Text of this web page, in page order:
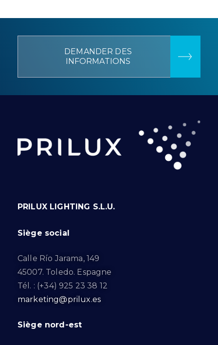
DEMANDER DES
INFORMATIONS
PRILUX LIGHTING S.L.U.
Siège social
Calle Río Jarama, 149
45007. Toledo. Espagne
Tél. : (+34) 925 23 38 12
marketing@prilux.es
Siège nord-est